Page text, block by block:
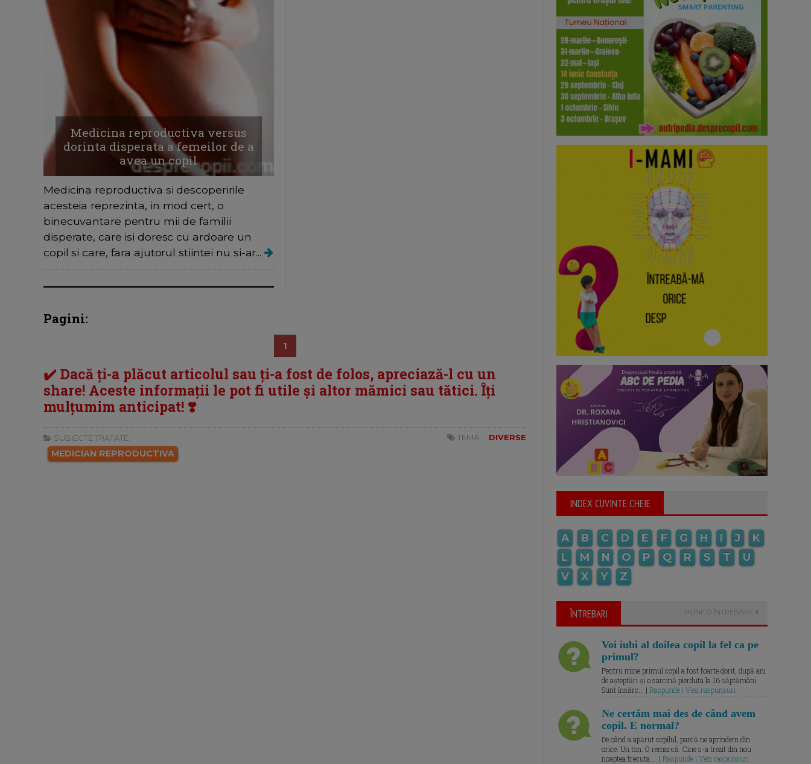
Medicina reproductiva versus
dorinta disperata a femeilor de a
avea un copil
Medicina reproductiva si descoperirile
acesteia reprezinta, in mod cert, o
binecuvantare pentru mii de familii
disperate, care isi doresc cu ardoare un
copil si care, fara ajutorul stiintei nu si-ar...
Pagini:
1
✔️ Dacă ți-a plăcut articolul sau ți-a fost de folos, apreciază-l cu un
share! Aceste informații le pot fi utile și altor mămici sau tătici. Îți
mulțumim anticipat! ❣️
SUBIECTE TRATATE:
MEDICIAN REPRODUCTIVA
TEMA: DIVERSE
INDEX CUVINTE CHEIE
A B C D E F G H I J
K
L
M N O P Q R S T
U
V
X Y Z
ÎNTREBARI PUNE O ÎNTREBARE
Voi iubi al doilea copil la fel ca pe
primul?
Pentru mine primul copil a fost foarte dorit, după ani
de așteptări și o sarcină pierduta la 16 săptămâni.
Sunt însărc... | Raspunde | Vezi raspunsuri
Ne certăm mai des de când avem
copil. E normal?
De când a apărut copilul, parcă ne aprindem din
orice. Un ton. O remarcă. Cine s-a trezit din nou
noaptea trecuta.... | Raspunde | Vezi raspunsuri